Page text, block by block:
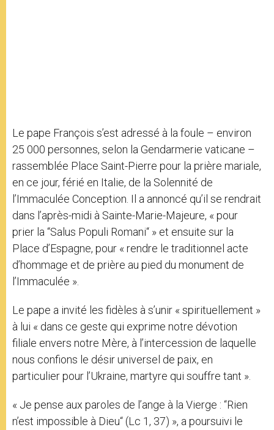
Le pape François s’est adressé à la foule – environ
25 000 personnes, selon la Gendarmerie vaticane –
rassemblée Place Saint-Pierre pour la prière mariale,
en ce jour, férié en Italie, de la Solennité de
l’Immaculée Conception. Il a annoncé qu’il se rendrait
dans l’après-midi à Sainte-Marie-Majeure, « pour
prier la “Salus Populi Romani“ » et ensuite sur la
Place d’Espagne, pour « rendre le traditionnel acte
d’hommage et de prière au pied du monument de
l’Immaculée ».
Le pape a invité les fidèles à s’unir « spirituellement »
à lui « dans ce geste qui exprime notre dévotion
filiale envers notre Mère, à l’intercession de laquelle
nous confions le désir universel de paix, en
particulier pour l’Ukraine, martyre qui souffre tant ».
« Je pense aux paroles de l’ange à la Vierge : “Rien
n’est impossible à Dieu“ (Lc 1, 37) », a poursuivi le